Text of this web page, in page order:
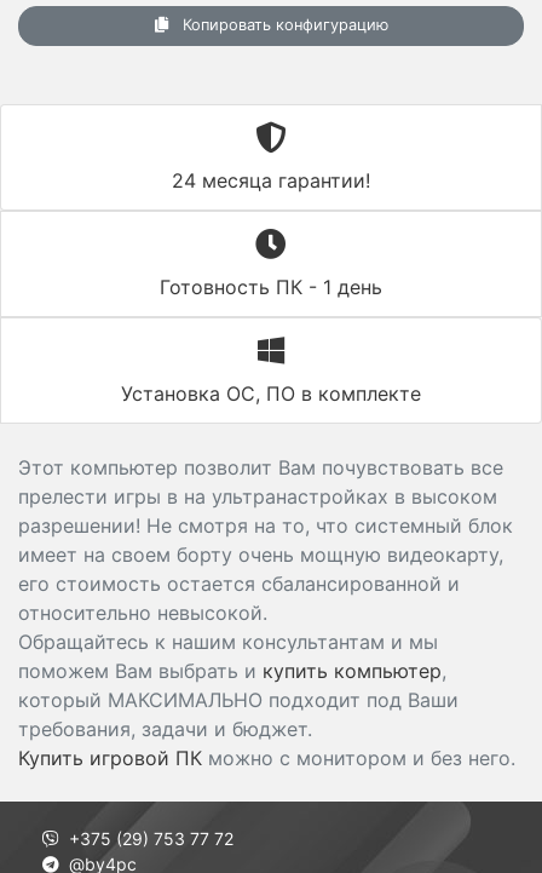
Копировать конфигурацию
24 месяца гарантии!
Готовность ПК - 1 день
Установка ОС, ПО в комплекте
Этот компьютер позволит Вам почувствовать все
прелести игры в на ультранастройках в высоком
разрешении! Не смотря на то, что системный блок
имеет на своем борту очень мощную видеокарту,
его стоимость остается сбалансированной и
относительно невысокой.
Обращайтесь к нашим консультантам и мы
поможем Вам выбрать и купить компьютер,
который МАКСИМАЛЬНО подходит под Ваши
требования, задачи и бюджет.
Купить игровой ПК можно с монитором и без него.
+375 (29) 753 77 72
@by4pc